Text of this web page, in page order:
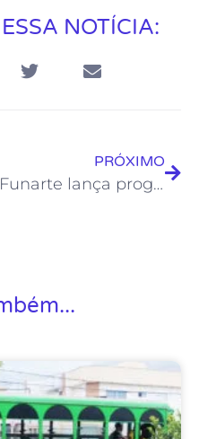
NOTÍCIA:
PRÓXIMO
Funarte lança programas de fomento às artes